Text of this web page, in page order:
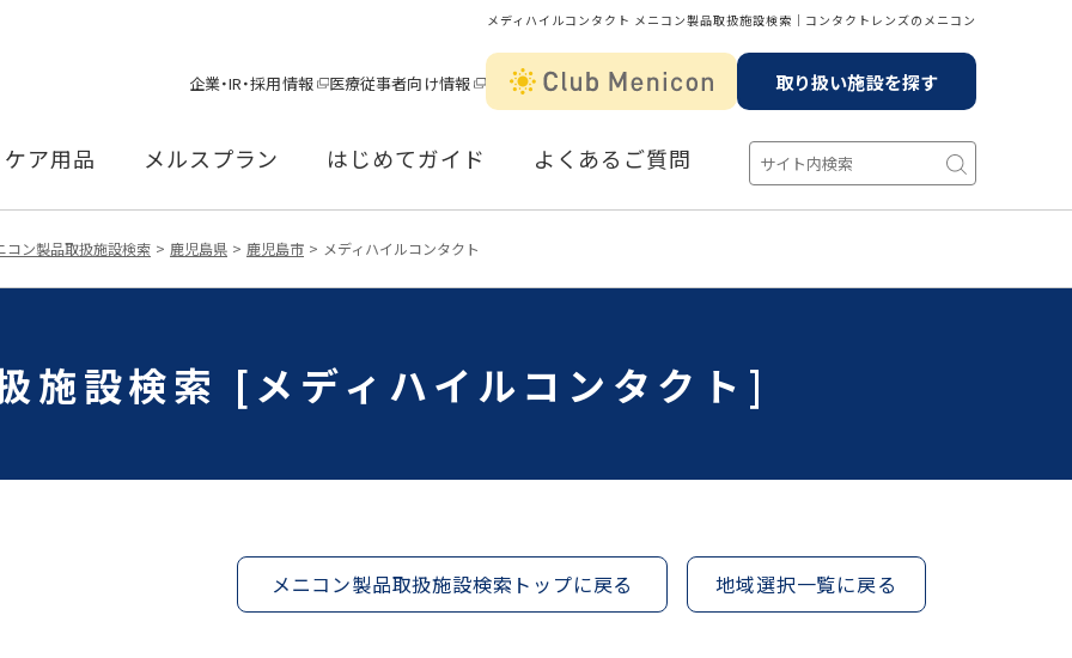
メディハイルコンタクト メニコン製品取扱施設検索│コンタクトレンズのメニコン
企業・IR・採用情報 医療従事者向け情報 取り扱い施設を探す
ケア用品 メルスプラン はじめてガイド よくあるご質問
コン製品取扱施設検索 鹿児島県 鹿児島市 メディハイルコンタクト
施設検索 [メディハイルコンタクト]
メニコン製品取扱施設検索トップに戻る 地域選択一覧に戻る